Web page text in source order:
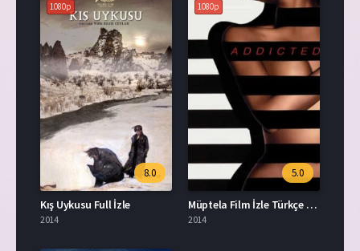
1080p
8.0
Kış Uykusu Full İzle
2014
1080p
5.0
Müptela Film İzle Türkçe Dublaj
2014